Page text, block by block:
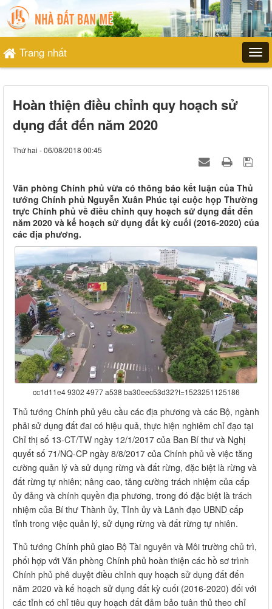
Trang nhất
Hoàn thiện điều chỉnh quy hoạch sử
dụng đất đến năm 2020
Thứ hai - 06/08/2018 00:45
Văn phòng Chính phủ vừa có thông báo kết luận của Thủ
tướng Chính phủ Nguyễn Xuân Phúc tại cuộc họp Thường
trực Chính phủ về điều chỉnh quy hoạch sử dụng đất đến
năm 2020 và kế hoạch sử dụng đất kỳ cuối (2016-2020) của
các địa phương.
cc1d11e4 9302 4977 a538 ba30eec53d32?t=1523251125186
Thủ tướng Chính phủ yêu cầu các địa phương và các Bộ, ngành
phải sử dụng đất đai có hiệu quả, thực hiện nghiêm chỉ đạo tại
Chỉ thị số 13-CT/TW ngày 12/1/2017 của Ban Bí thư và Nghị
quyết số 71/NQ-CP ngày 8/8/2017 của Chính phủ về việc tăng
cường quản lý và sử dụng rừng và đất rừng, đặc biệt là rừng và
đất rừng tự nhiên; nâng cao, tăng cường trách nhiệm của cấp
ủy đảng và chính quyền địa phương, trong đó đặc biệt là trách
nhiệm của Bí thư Thành ủy, Tỉnh ủy và Lãnh đạo UBND cấp
tỉnh trong việc quản lý, sử dụng rừng và đất rừng tự nhiên.
Thủ tướng Chính phủ giao Bộ Tài nguyên và Môi trường chủ trì,
phối hợp với Văn phòng Chính phủ hoàn thiện các hồ sơ trình
Chính phủ phê duyệt điều chỉnh quy hoạch sử dụng đất đến
năm 2020 và kế hoạch sử dụng đất kỳ cuối (2016-2020) đối với
các tỉnh có chỉ tiêu quy hoạch đất đảm bảo tuân thủ theo chỉ